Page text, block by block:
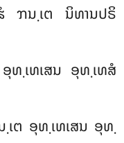
ຠນ຺ເຕ ນິທານປຣິ
ທ຺ເທເສນ ອຸທ຺ເທສໍ
ຕ ອຸທ຺ເທເສນ ອຸທ຺